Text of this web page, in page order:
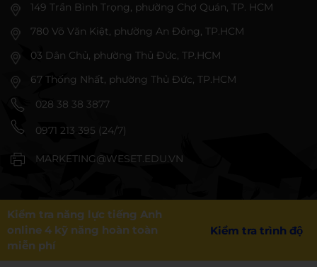
149 Trần Bình Trọng, phường Chợ Quán, TP. HCM
780 Võ Văn Kiệt, phường An Đông, TP.HCM
03 Dân Chủ, phường Thủ Đức, TP.HCM
67 Thống Nhất, phường Thủ Đức, TP.HCM
028 38 38 3877
0971 213 395 (24/7)
MARKETING@WESET.EDU.VN
Kiểm tra năng lực tiếng Anh
online 4 kỹ năng hoàn toàn
miễn phí
Kiểm tra trình độ